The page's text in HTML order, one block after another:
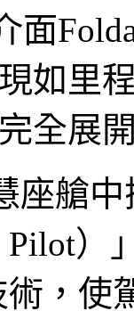
面
如里
全展
座艙
Pilot
，使